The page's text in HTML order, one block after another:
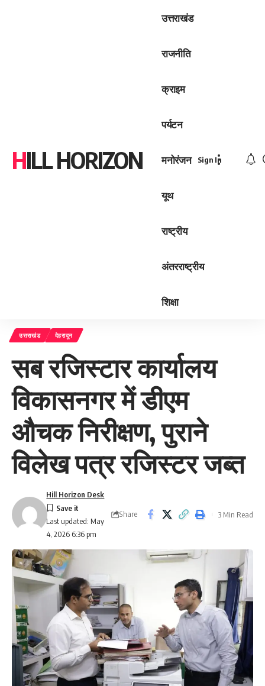
HILL HORIZON
उत्तराखंड
राजनीति
क्राइम
पर्यटन
मनोरंजन
यूथ
राष्ट्रीय
अंतरराष्ट्रीय
शिक्षा
Sign In
उत्तराखंड देहरादून
सब रजिस्टार कार्यालय
विकासनगर में डीएम
औचक निरीक्षण, पुराने
विलेख पत्र रजिस्टर जब्त
Last updated: May
4, 2026 6:36 pm
Hill Horizon Desk
Share 3 Min Read